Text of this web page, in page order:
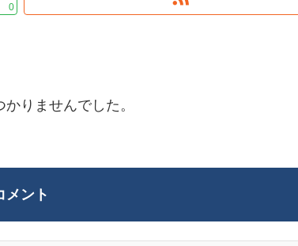
0
りませんでした。
メント